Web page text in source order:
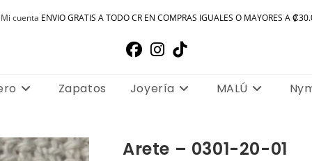
Mi cuenta ENVIO GRATIS A TODO CR EN COMPRAS IGUALES O MAYORES A
Zapatos Joyería MALÚ
Arete – 0301-20-01